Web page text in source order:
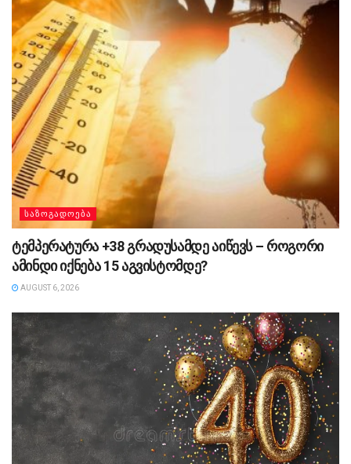
ᲡᲐᲖᲝᲒᲐᲓᲝᲔᲑᲐ
ტემპერატურა +38 გრადუსამდე აიწევს – როგორი
ამინდი იქნება 15 აგვისტომდე?
AUGUST 6, 2026